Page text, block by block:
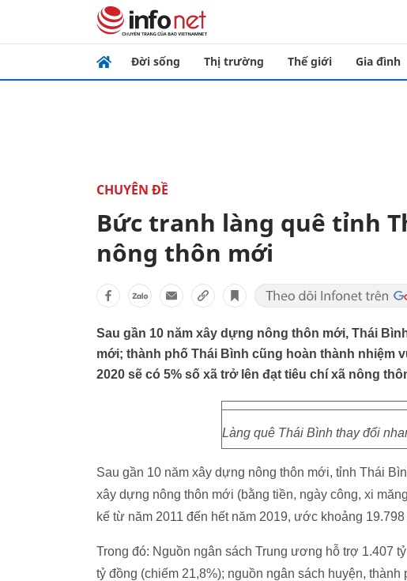
Đời sống Thị trường Thế giới Gia đình
CHUYÊN ĐỀ
Bức tranh làng quê tỉnh
nông thôn mới
Sau gần 10 năm xây dựng nông thôn mới, Thái
mới; thành phố Thái Bình cũng hoàn thành nhiệm
2020 sẽ có 5% số xã trở lên đạt tiêu chí xã nông
Làng quê Thái Bình thay đổi
Sau gần 10 năm xây dựng nông thôn mới, tỉnh Thái
xây dựng nông thôn mới (bằng tiền, ngày công, xi
kế từ năm 2011 đến hết năm 2019, ước khoảng 19.798
Trong đó: Nguồn ngân sách Trung ương hỗ trợ 1.407
tỷ đồng (chiếm 21,8%); nguồn ngân sách huyện,